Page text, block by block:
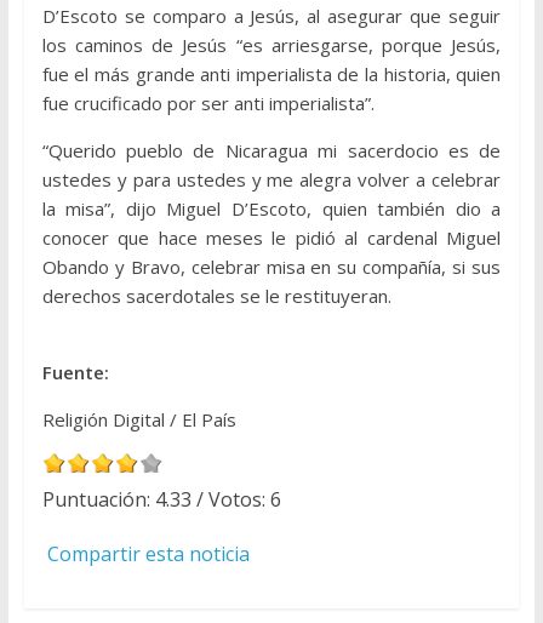
D’Escoto se comparo a Jesús, al asegurar que seguir
los caminos de Jesús “es arriesgarse, porque Jesús,
fue el más grande anti imperialista de la historia, quien
fue crucificado por ser anti imperialista”.
“Querido pueblo de Nicaragua mi sacerdocio es de
ustedes y para ustedes y me alegra volver a celebrar
la misa”, dijo Miguel D’Escoto, quien también dio a
conocer que hace meses le pidió al cardenal Miguel
Obando y Bravo, celebrar misa en su compañía, si sus
derechos sacerdotales se le restituyeran.
Fuente:
Religión Digital / El País
Puntuación: 4.33 / Votos: 6
Compartir esta noticia